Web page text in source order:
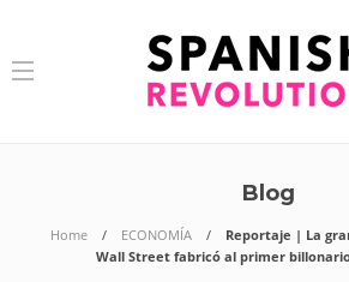
Blog
Home ECONOMÍA
Reportaje | La
Wall Street fabricó al primer